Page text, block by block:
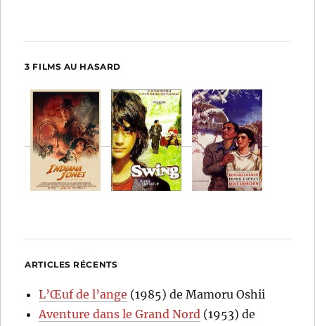
3 FILMS AU HASARD
ARTICLES RÉCENTS
L’Œuf de l’ange (1985) de Mamoru Oshii
Aventure dans le Grand Nord (1953) de